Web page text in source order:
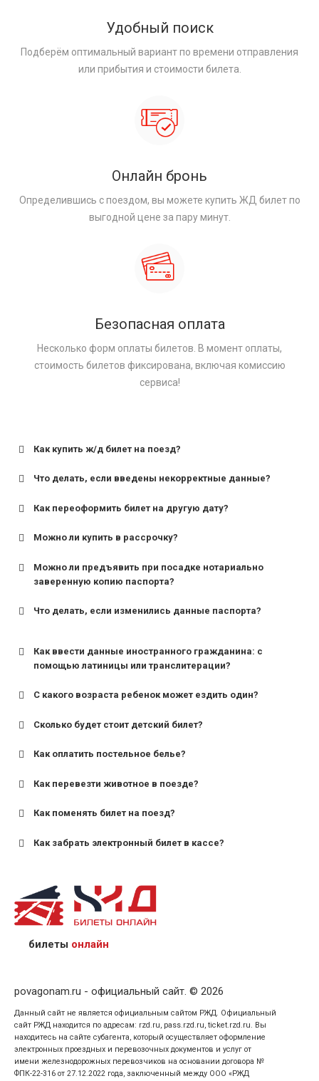
Удобный поиск
Подберём оптимальный вариант по времени отправления
или прибытия и стоимости билета.
Онлайн бронь
Определившись с поездом, вы можете купить ЖД билет по
выгодной цене за пару минут.
Безопасная оплата
Несколько форм оплаты билетов. В момент оплаты,
стоимость билетов фиксирована, включая комиссию
сервиса!
Как купить ж/д билет на поезд?
Что делать, если введены некорректные данные?
Как переоформить билет на другую дату?
Можно ли купить в рассрочку?
Можно ли предъявить при посадке нотариально
заверенную копию паспорта?
Что делать, если изменились данные паспорта?
Как ввести данные иностранного гражданина: с
помощью латиницы или транслитерации?
С какого возраста ребенок может ездить один?
для поездов дальнего следования — от 10 лет и
для пригородных поездов — от 7 лет.
Сколько будет стоит детский билет?
Как оплатить постельное белье?
Как перевезти животное в поезде?
Как поменять билет на поезд?
Как забрать электронный билет в кассе?
назвав кассиру 14-значный номер заказа;
предъявив удостоверение личности пассажира, на
кого оформлен билет.
билеты онлайн
povagonam.ru - официальный сайт. © 2026
Данный сайт не является официальным сайтом РЖД. Официальный
сайт РЖД находится по адресам: rzd.ru, pass.rzd.ru, ticket.rzd.ru. Вы
находитесь на сайте субагента, который осуществляет оформление
электронных проездных и перевозочных документов и услуг от
имени железнодорожных перевозчиков на основании договора №
ФПК-22-316 от 27.12.2022 года, заключенный между ООО «РЖД